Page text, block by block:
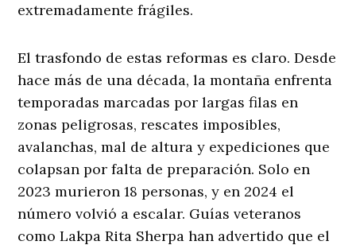
extremadamente frágiles.
El trasfondo de estas reformas es claro. Desde
hace más de una década, la montaña enfrenta
temporadas marcadas por largas filas en
zonas peligrosas, rescates imposibles,
avalanchas, mal de altura y expediciones que
colapsan por falta de preparación. Solo en
2023 murieron 18 personas, y en 2024 el
número volvió a escalar. Guías veteranos
como Lakpa Rita Sherpa han advertido que el